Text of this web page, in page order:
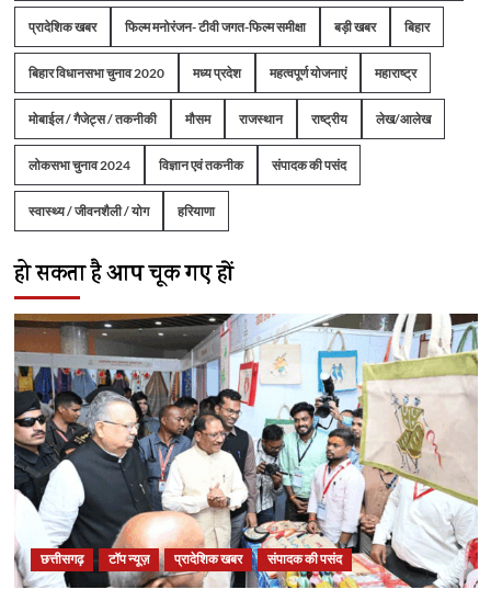
प्रादेशिक खबर फिल्म मनोरंजन- टीवी जगत-फिल्म समीक्षा बड़ी खबर बिहार
बिहार विधानसभा चुनाव 2020 मध्य प्रदेश महत्वपूर्ण योजनाएं महाराष्ट्र
मोबाईल / गैजेट्स / तकनीकी मौसम राजस्थान राष्ट्रीय लेख/आलेख
लोकसभा चुनाव 2024 विज्ञान एवं तकनीक संपादक की पसंद
स्वास्थ्य / जीवनशैली / योग हरियाणा
हो सकता है आप चूक गए हों
छत्तीसगढ़ टॉप न्यूज़ प्रादेशिक खबर संपादक की पसंद